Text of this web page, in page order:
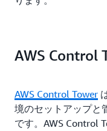
AWS Control
AWS Control Tower
境のセットアップと
です。AWS Control